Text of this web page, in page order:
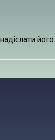
його.